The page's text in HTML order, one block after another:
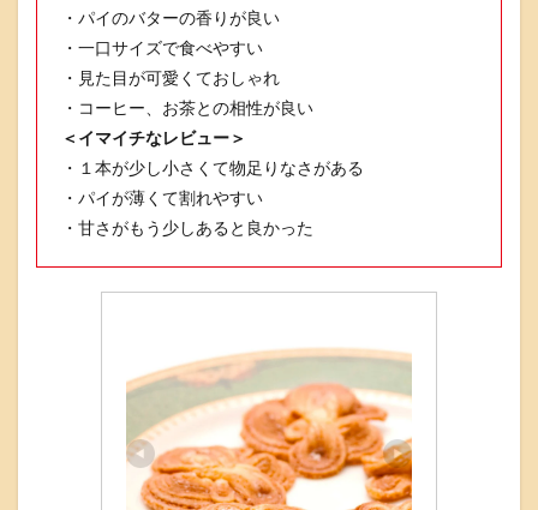
・パイのバターの香りが良い
・一口サイズで食べやすい
・見た目が可愛くておしゃれ
・コーヒー、お茶との相性が良い
＜イマイチなレビュー＞
・１本が少し小さくて物足りなさがある
・パイが薄くて割れやすい
・甘さがもう少しあると良かった